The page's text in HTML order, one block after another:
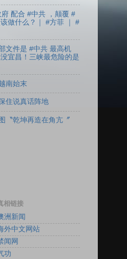
配合 #中共 ，颠覆 #
做什么？｜ #方菲 ｜ #
文件是 #中共 最高机
宜昌！三峡最危险的是
南始末
住说真话阵地
〝乾坤再造在角亢〞
相链接
洲新闻
外中文网站
闻网
功